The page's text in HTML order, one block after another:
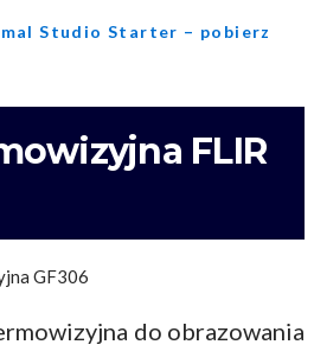
Studio Starter – pobierz
FLIR
do obrazowania